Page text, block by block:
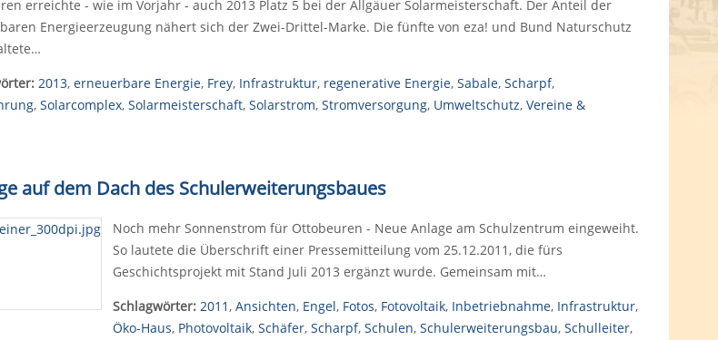
erreichte - wie im Vorjahr - auch 2013 Platz 5 bei der Allgäuer Solarmeisterschaft. Der Anteil der
Energieerzeugung nähert sich der Zwei-Drittel-Marke. Die fünfte von eza! und Bund Naturschutz
2013, erneuerbare Energie, Frey, Infrastruktur, regenerative Energie, Sabale, Scharpf,
, Solarcomplex, Solarmeisterschaft, Solarstrom, Stromversorgung, Umweltschutz, Vereine &
auf dem Dach des Schulerweiterungsbaues
Noch mehr Sonnenstrom für Ottobeuren - Neue Anlage am Schulzentrum eingeweiht.
So lautete die Überschrift einer Pressemitteilung vom 25.12.2011, die fürs
Geschichtsprojekt mit Stand Juli 2013 ergänzt wurde. Gemeinsam mit…
Schlagwörter: 2011, Ansichten, Engel, Fotos, Fotovoltaik, Inbetriebnahme, Infrastruktur,
Öko-Haus, Photovoltaik, Schäfer, Scharpf, Schulen, Schulerweiterungsbau, Schulleiter,